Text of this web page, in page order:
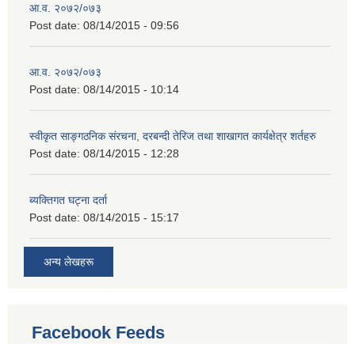
आ.व. २०७२/०७३
Post date: 08/14/2015 - 09:56
आ.व. २०७२/०७३
Post date: 08/14/2015 - 10:14
स्वीकृत साङ्गठनिक संरचना, दरबन्दी तेरिज तथा शाखागत कार्यक्षेत्र शर्तहरु
Post date: 08/14/2015 - 12:28
ब्यक्तिगत घट्ना दर्ता
Post date: 08/14/2015 - 15:17
अन्य लेखहरू
Facebook Feeds